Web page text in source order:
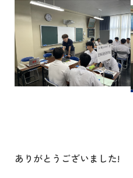
ありがとうございました!